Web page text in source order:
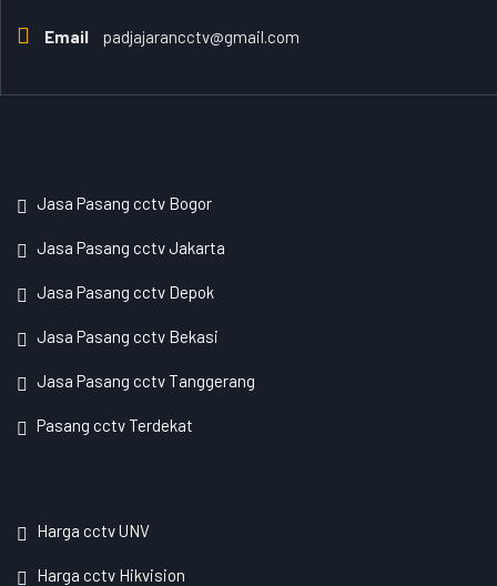
Email padjajarancctv@gmail.com
Jasa Pasang cctv Bogor
Jasa Pasang cctv Jakarta
Jasa Pasang cctv Depok
Jasa Pasang cctv Bekasi
Jasa Pasang cctv Tanggerang
Pasang cctv Terdekat
Harga cctv UNV
Harga cctv Hikvision